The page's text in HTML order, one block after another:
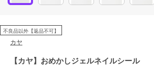
不良品以外【返品不可】
カヤ
【カヤ】おめかしジェルネイルシール